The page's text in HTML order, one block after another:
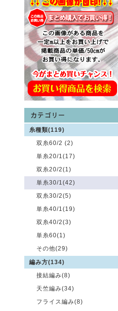
糸種類(119)
双糸60/2 (2)
単糸20/1(17)
双糸20/2(1)
単糸30/1(42)
双糸30/2(5)
単糸40/1(19)
双糸40/2(3)
単糸60(1)
その他(29)
編み方(134)
接結編み(8)
天竺編み(34)
フライス編み(8)